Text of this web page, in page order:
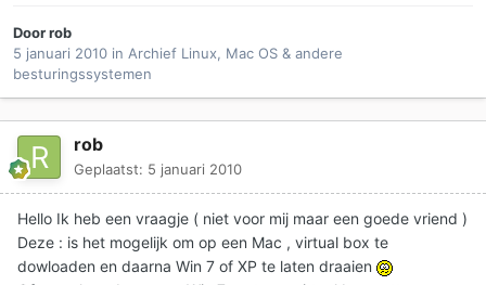
Doorrob
5 januari 2010 in Archief Linux, Mac OS & andere
besturingssystemen
rob
Geplaatst: 5 januari 2010
Hello Ik heb een vraagje ( niet voor mij maar een goede vriend )
Deze : is het mogelijk om op een Mac , virtual box te
dowloaden en daarna Win 7 of XP te laten draaien